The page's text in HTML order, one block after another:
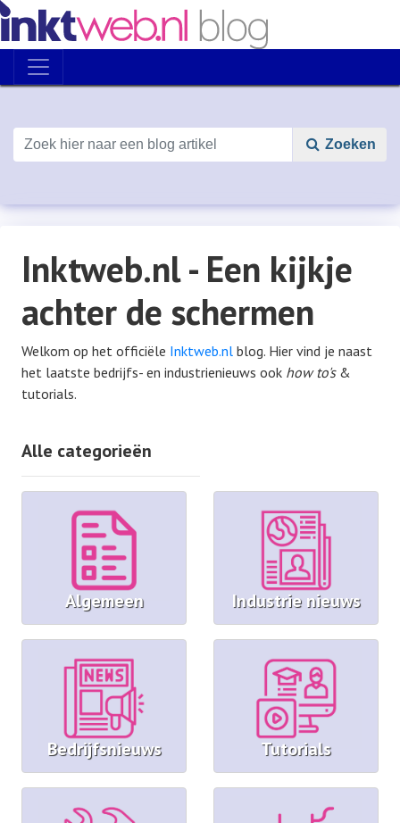
Zoeken
Inktweb.nl - Een kijkje
achter de schermen
Welkom op het officiële Inktweb.nl blog. Hier vind je naast
het laatste bedrijfs- en industrienieuws ook how to's&
tutorials.
Alle categorieën
Algemeen Industrie nieuws
Bedrijfsnieuws Tutorials